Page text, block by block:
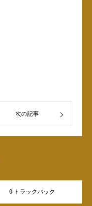
次の記事
0 トラックバック